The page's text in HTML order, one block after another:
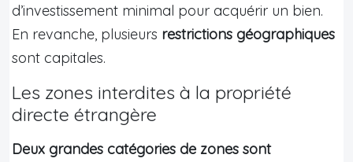
d’investissement minimal pour acquérir un bien.
En revanche, plusieurs restrictions géographiques
sont capitales.
Les zones interdites à la propriété
directe étrangère
Deux grandes catégories de zones sont